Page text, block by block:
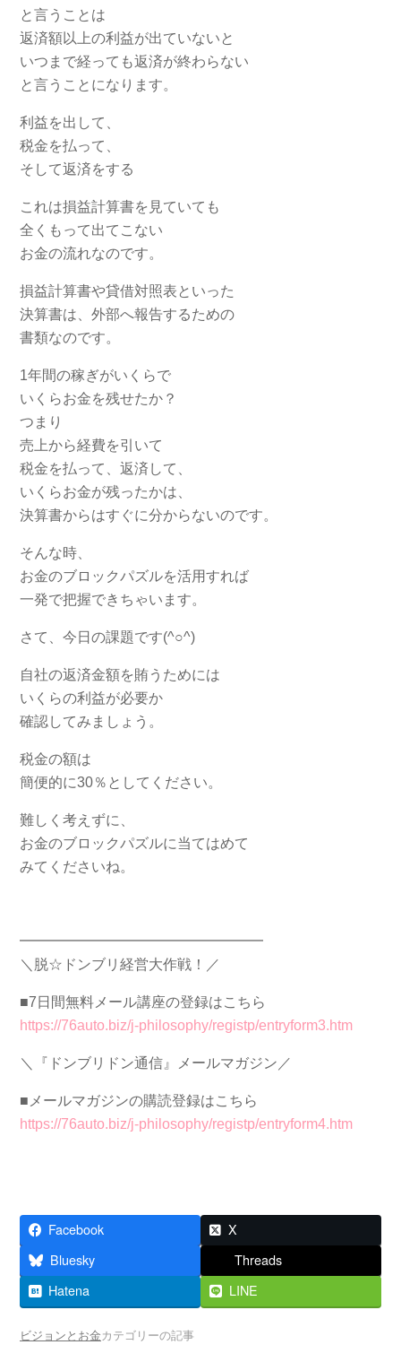
と言うことは
返済額以上の利益が出ていないと
いつまで経っても返済が終わらない
と言うことになります。
利益を出して、
税金を払って、
そして返済をする
これは損益計算書を見ていても
全くもって出てこない
お金の流れなのです。
損益計算書や貸借対照表といった
決算書は、外部へ報告するための
書類なのです。
1年間の稼ぎがいくらで
いくらお金を残せたか？
つまり
売上から経費を引いて
税金を払って、返済して、
いくらお金が残ったかは、
決算書からはすぐに分からないのです。
そんな時、
お金のブロックパズルを活用すれば
一発で把握できちゃいます。
さて、今日の課題です(^○^)
自社の返済金額を賄うためには
いくらの利益が必要か
確認してみましょう。
税金の額は
簡便的に30％としてください。
難しく考えずに、
お金のブロックパズルに当てはめて
みてくださいね。
━━━━━━━━━━━━━━━━━
＼脱☆ドンブリ経営大作戦！／
■7日間無料メール講座の登録はこちら
https://76auto.biz/j-philosophy/registp/entryform3.htm
＼『ドンブリドン通信』メールマガジン／
■メールマガジンの購読登録はこちら
https://76auto.biz/j-philosophy/registp/entryform4.htm
Facebook
X
Bluesky
Threads
Hatena
LINE
ビジョンとお金カテゴリーの記事